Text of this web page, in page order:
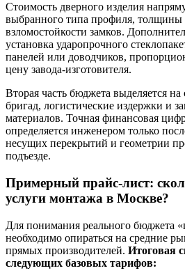
Стоимость дверного изделия
выбранного типа профиля, толщины
взломостойкости замков.
установка ударопрочного
панелей или доводчиков,
цену завода-изготовителя.
Вторая часть бюджета выделяется
бригад, логистические издержки и
материалов. Точная финансовая
определяется инженером только
несущих перекрытий и геометрии
подъезде.
Примерный прайс-лист:
услуги монтажа в Москве?
Для понимания реального бюджета
необходимо опираться на средние
прямых производителей. Итоговая
следующих базовых тарифов: